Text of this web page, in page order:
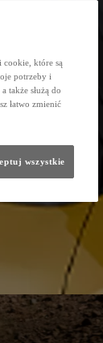
cookie, które są
potrzeby i
także służą do
łatwo zmienić
wszystkie